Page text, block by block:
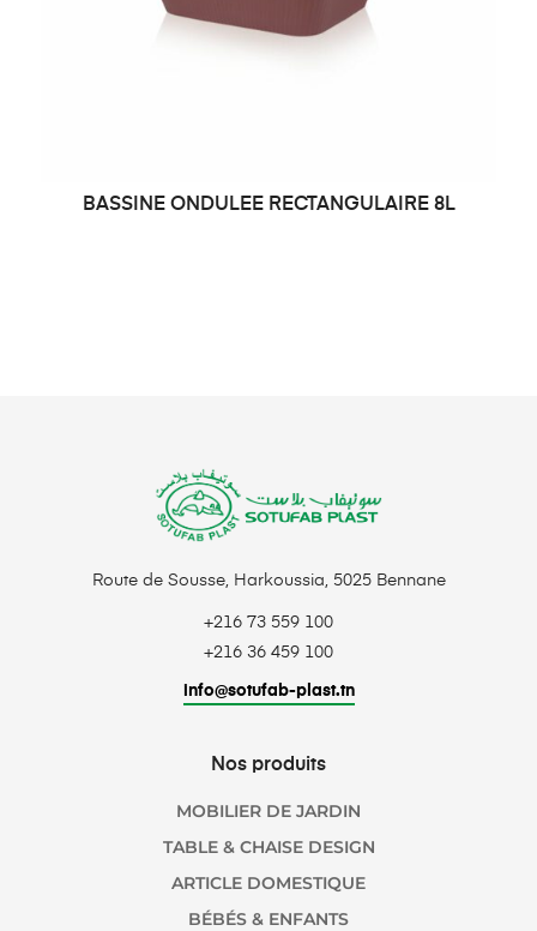
BASSINE ONDULEE RECTANGULAIRE 8L
Route de Sousse, Harkoussia, 5025 Bennane
+216 73 559 100
+216 36 459 100
info@sotufab-plast.tn
Nos produits
MOBILIER DE JARDIN
TABLE & CHAISE DESIGN
ARTICLE DOMESTIQUE
BÉBÉS & ENFANTS